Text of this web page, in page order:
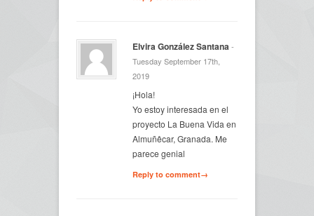
Elvira González Santana-
Tuesday September 17th,
2019
¡Hola!
Yo estoy interesada en el
proyecto La Buena Vida en
Almuñêcar, Granada. Me
parece genial
Reply to comment→